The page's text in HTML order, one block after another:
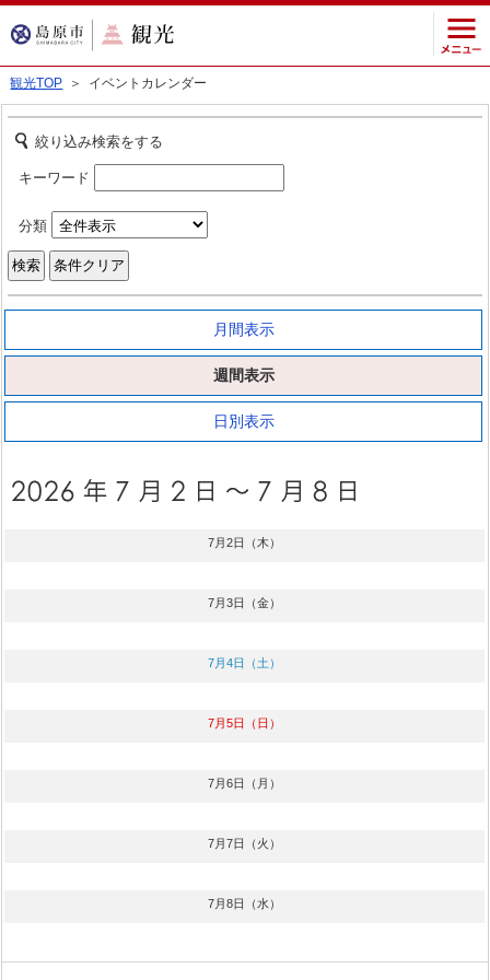
観光TOP ＞ イベントカレンダー
絞り込み検索をする
キーワード
分類
月間表示
週間表示
日別表示
7月2日（木）
7月3日（金）
7月4日（土）
7月5日（日）
7月6日（月）
7月7日（火）
7月8日（水）